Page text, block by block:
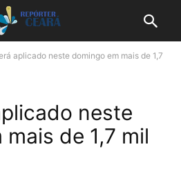
aplicado neste domingo em mais de 1,7
neste
de 1,7 mil